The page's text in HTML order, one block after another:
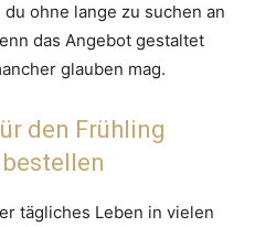
ohne lange zu suchen an
das Angebot gestaltet
glauben mag.
den Frühling
tägliches Leben in vielen